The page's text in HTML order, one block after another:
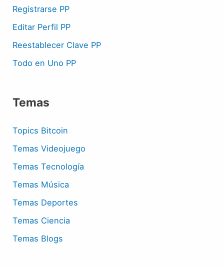
Registrarse PP
Editar Perfil PP
Reestablecer Clave PP
Todo en Uno PP
Temas
Topics Bitcoin
Temas Videojuego
Temas Tecnología
Temas Música
Temas Deportes
Temas Ciencia
Temas Blogs